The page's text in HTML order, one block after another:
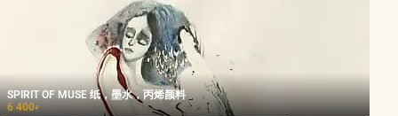
SPIRIT OF MUSE 纸，墨水，丙烯颜料
6 400₽